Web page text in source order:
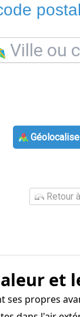
Retour
ses propres